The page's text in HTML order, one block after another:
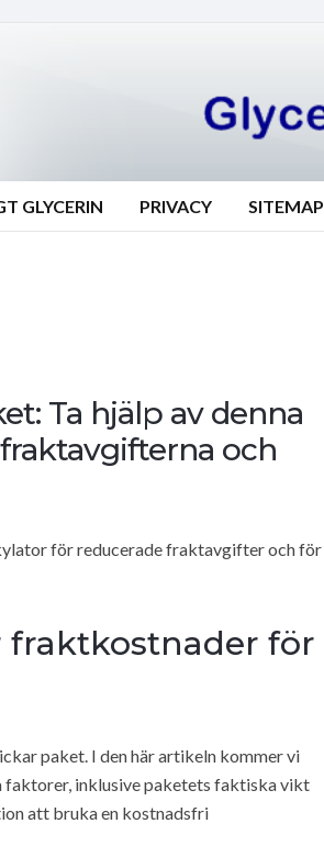
GLYCERIN PRIVACY SITEMAP
Ta hjälp av denna
och
för reducerade fraktavgifter och för
fraktkostnader för
paket. I den här artikeln kommer vi
faktorer, inklusive paketets faktiska vikt
att bruka en kostnadsfri